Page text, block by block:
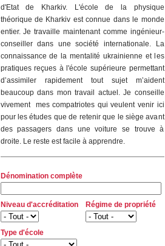
d'Etat de Kharkiv. L'école de la physique
théorique de Kharkiv est connue dans le monde
entier. Je travaille maintenant comme ingénieur-
conseiller dans une société internationale. La
connaissance de la mentalité ukrainienne et les
pratiques reçues à l'école supérieure permettant
d’assimiler rapidement tout sujet m’aident
beaucoup dans mon travail actuel. Je conseille
vivement mes compatriotes qui veulent venir ici
pour les études que de retenir que le siège avant
des passagers dans une voiture se trouve à
droite. Le reste est facile à apprendre.
Dénomination complète
Niveau d'accréditation Régime de propriété
Type d'école